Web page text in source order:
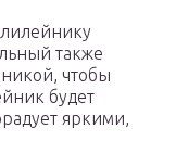
также
чтобы
будет
яркими,